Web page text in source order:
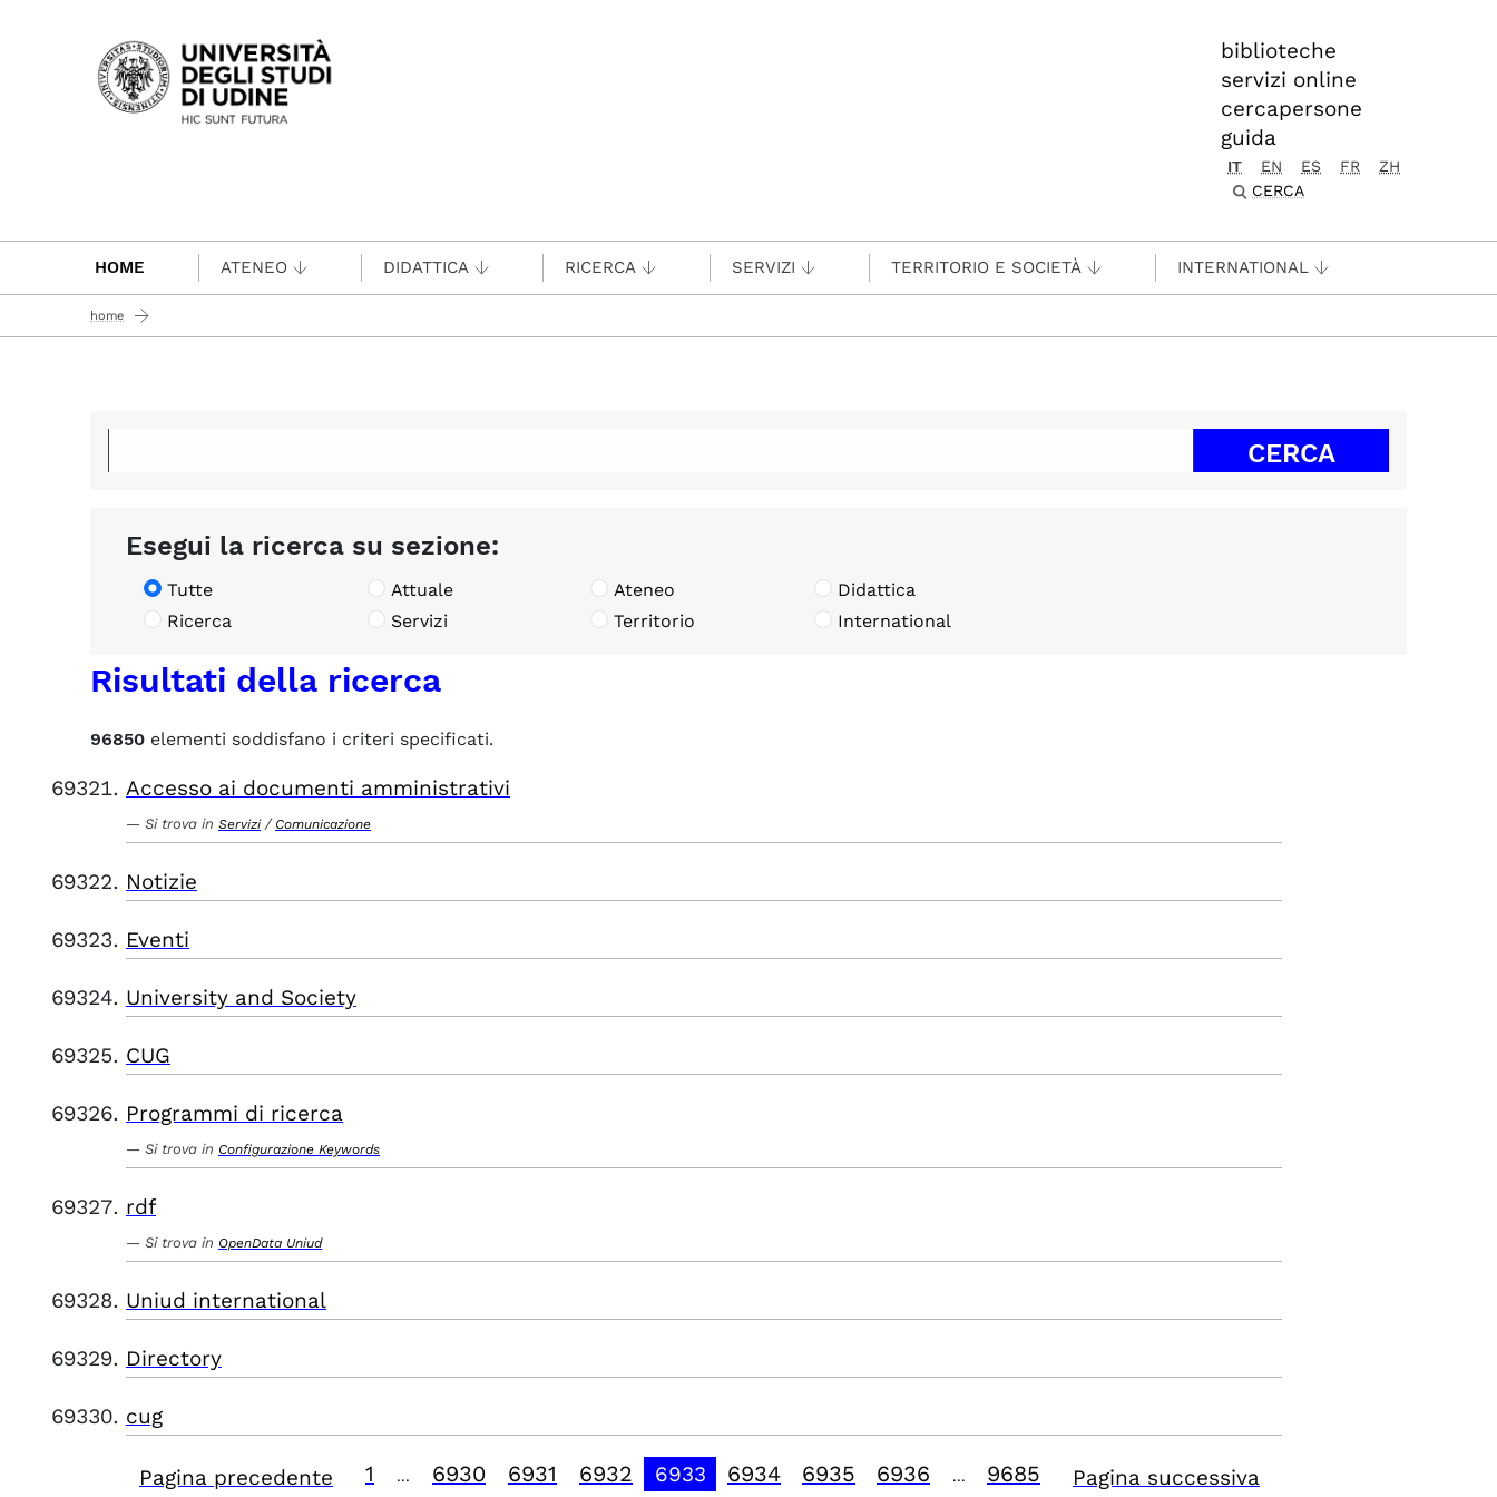
Passa al contenuto principale
biblioteche
servizi online
cercapersone
guida
IT EN ES FR
ZH
CERCA
HOME ATENEO DIDATTICA RICERCA SERVIZI TERRITORIO E SOCIETÀ INTERNATIONAL
home
Esegui la ricerca su sezione:
Tutte Attuale Ateneo
Didattica
Ricerca
Servizi Territorio International
Risultati della ricerca
96850 elementi soddisfano i criteri specificati.
Accesso ai documenti amministrativi
Si trova in Servizi / Comunicazione
Notizie
Eventi
University and Society
CUG
Programmi di ricerca
Si trova in Configurazione Keywords
rdf
Si trova in OpenData Uniud
Uniud international
Directory
cug
Pagina precedente 1 6930 6931 6932 6933 6934 6935 6936 9685 Pagina successiva